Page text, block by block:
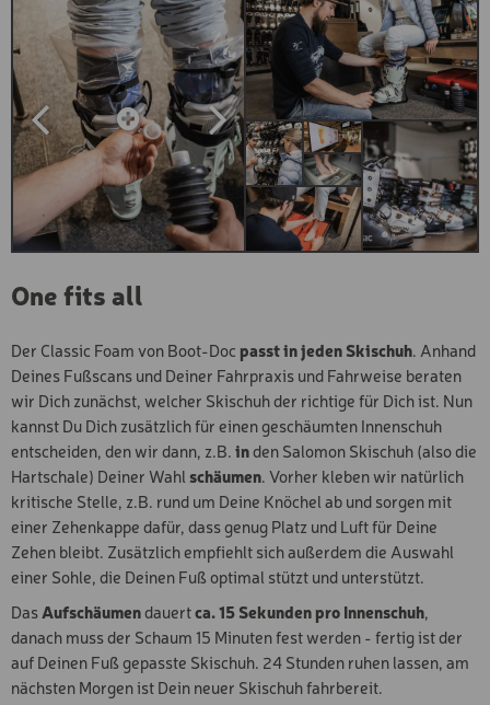
KESSLER
NACHTSKIFAHRKARTE
One fits all
Der Classic Foam von Boot-Doc passt in jeden Skischuh. Anhand
Deines Fußscans und Deiner Fahrpraxis und Fahrweise beraten
wir Dich zunächst, welcher Skischuh der richtige für Dich ist. Nun
kannst Du Dich zusätzlich für einen geschäumten Innenschuh
entscheiden, den wir dann, z.B.inden Salomon Skischuh (also die
Hartschale) Deiner Wahlschäumen. Vorher kleben wir natürlich
kritische Stelle, z.B. rund um Deine Knöchel ab und sorgen mit
einer Zehenkappe dafür, dass genug Platz und Luft für Deine
Zehen bleibt. Zusätzlich empfiehlt sich außerdem die Auswahl
einer Sohle, die Deinen Fuß optimal stützt und unterstützt.
DasAufschäumendauertca. 15 Sekunden pro Innenschuh,
danach muss der Schaum 15 Minuten fest werden - fertig ist der
auf Deinen Fuß gepasste Skischuh. 24 Stunden ruhen lassen, am
nächsten Morgen ist Dein neuer Skischuh fahrbereit.